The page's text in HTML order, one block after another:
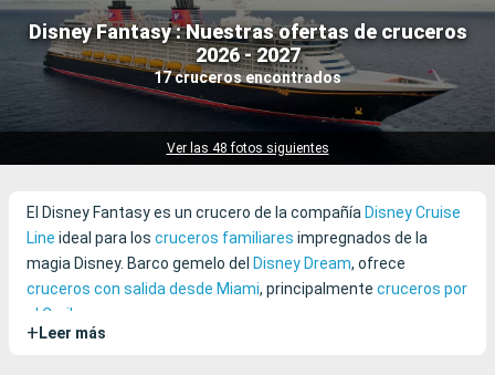
Disney Fantasy : Nuestras ofertas de cruceros
2026 - 2027
17 cruceros encontrados
Ver las 48 fotos siguientes
Nuestros destinos
Fecha de salida
El Disney Fantasy es un crucero de la compañía Disney Cruise
Line ideal para los cruceros familiares impregnados de la
magia Disney. Barco gemelo del Disney Dream, ofrece
cruceros con salida desde Miami, principalmente cruceros por
el Caribe
1-El barco
+ Leer más